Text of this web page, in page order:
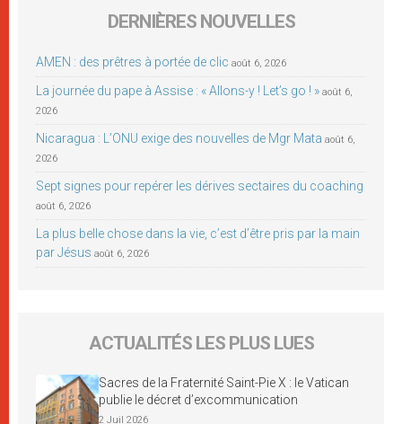
DERNIÈRES NOUVELLES
AMEN : des prêtres à portée de clic août 6, 2026
La journée du pape à Assise : « Allons-y ! Let’s go ! » août 6,
2026
Nicaragua : L’ONU exige des nouvelles de Mgr Mata août 6,
2026
Sept signes pour repérer les dérives sectaires du coaching
août 6, 2026
La plus belle chose dans la vie, c’est d’être pris par la main
par Jésus août 6, 2026
ACTUALITÉS LES PLUS LUES
Sacres de la Fraternité Saint-Pie X : le Vatican
publie le décret d’excommunication
2 Juil 2026